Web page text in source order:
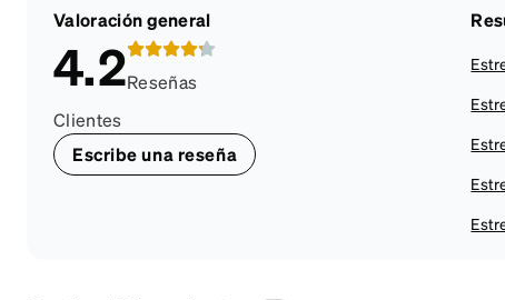
Valoración general
4.2Reseñas
Clientes
Escribe una reseña